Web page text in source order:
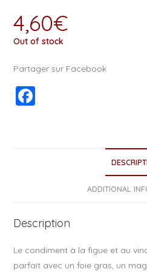
4,60€
Out of stock
Partager sur Facebook
o
k
ADDITIONAL
Description
Le condiment à la figue et au
parfait avec un foie gras, un